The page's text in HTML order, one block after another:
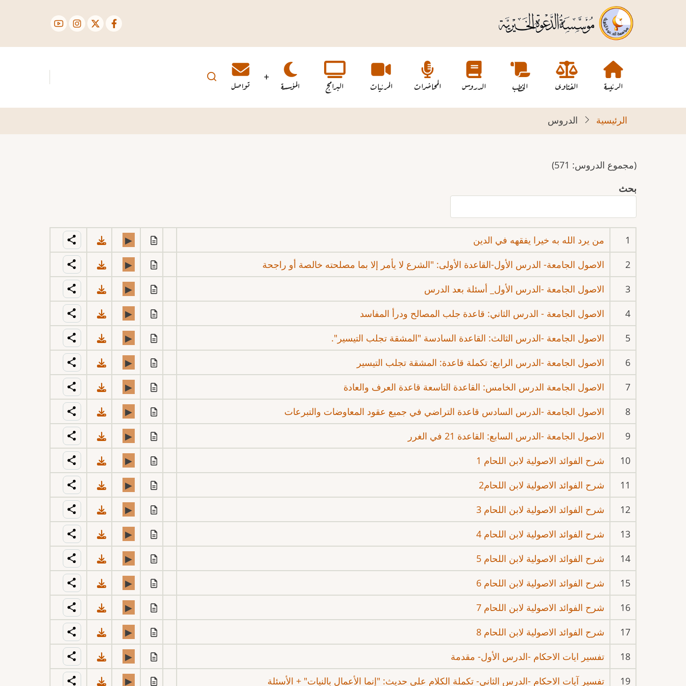
الرئيسي
Main
navigation
الرئيسة الفتاوى الخطب الدروس المحاضرات المرئيات البرامج المؤسسة تواصل
الرئيسية الدروس
(مجموع الدروس: 571)
بحث
1 من يرد الله به خيرا يفقهه في الدين ▶
2 الاصول الجامعة- الدرس الأول-القاعدة الأولى: "الشرع لا يأمر إلا بما مصلحته خالصة أو راجحة ▶
3 الاصول الجامعة -الدرس الأول_ أسئلة بعد الدرس ▶
4 الاصول الجامعة - الدرس الثاني: قاعدة جلب المصالح ودرأ المفاسد ▶
5 الاصول الجامعة -الدرس الثالث: القاعدة السادسة "المشقة تجلب التيسير". ▶
6 الاصول الجامعة -الدرس الرابع: تكملة قاعدة: المشقة تجلب التيسير ▶
7 الاصول الجامعة الدرس الخامس: القاعدة التاسعة قاعدة العرف والعادة ▶
8 الاصول الجامعة -الدرس السادس قاعدة التراضي في جميع عقود المعاوضات والتبرعات ▶
9 الاصول الجامعة -الدرس السابع: القاعدة 21 في الغرر ▶
10 شرح الفوائد الاصولية لابن اللحام 1 ▶
11 شرح الفوائد الاصولية لابن اللحام2 ▶
12 شرح الفوائد الاصولية لابن اللحام 3 ▶
13 شرح الفوائد الاصولية لابن اللحام 4 ▶
14 شرح الفوائد الاصولية لابن اللحام 5 ▶
15 شرح الفوائد الاصولية لابن اللحام 6 ▶
16 شرح الفوائد الاصولية لابن اللحام 7 ▶
17 شرح الفوائد الاصولية لابن اللحام 8 ▶
18 تفسير ايات الاحكام -الدرس الأول- مقدمة ▶
19 تفسير آيات الاحكام -الدرس الثاني- تكملة الكلام على حديث: "إنما الأعمال بالنيات" + الأسئلة ▶